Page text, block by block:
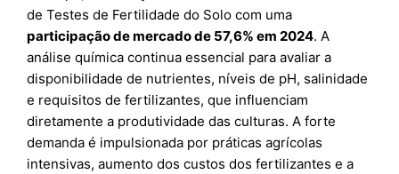
de Testes de Fertilidade do Solo com uma
participação de mercado de 57,6% em 2024. A
análise química continua essencial para avaliar a
disponibilidade de nutrientes, níveis de pH, salinidade
e requisitos de fertilizantes, que influenciam
diretamente a produtividade das culturas. A forte
demanda é impulsionada por práticas agrícolas
intensivas, aumento dos custos dos fertilizantes e a